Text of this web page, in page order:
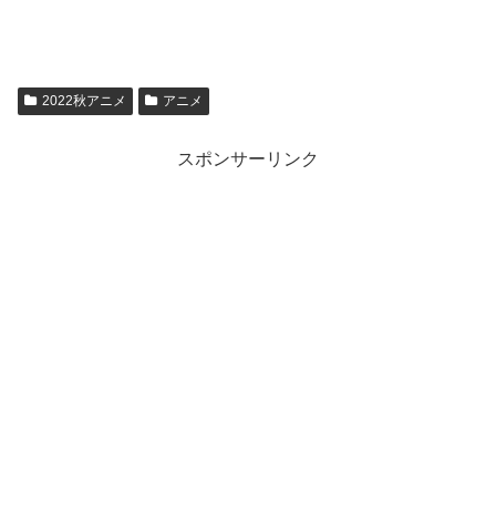
2022秋アニメ アニメ
スポンサーリンク